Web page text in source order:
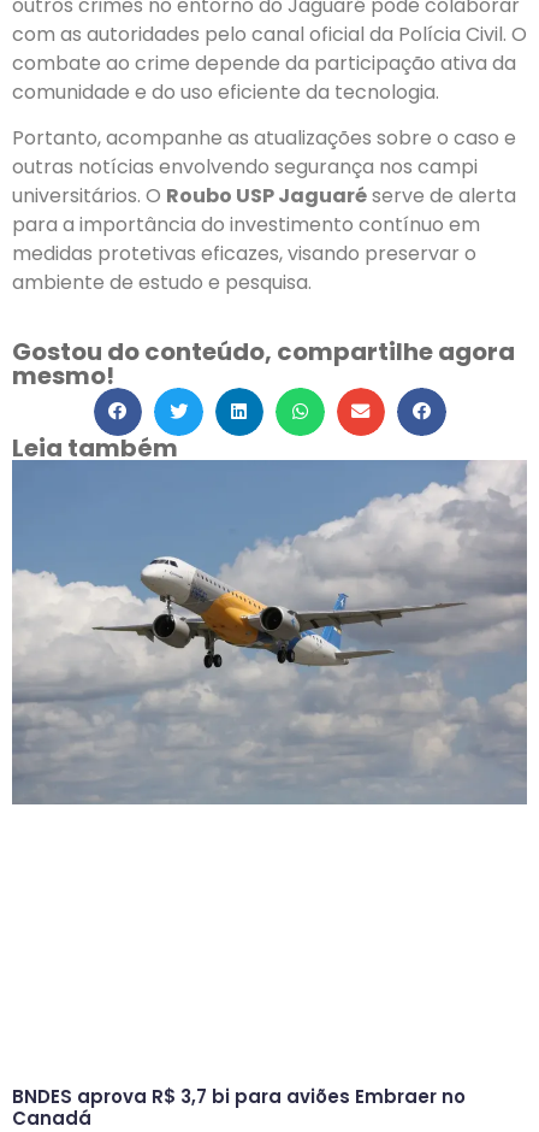
com as autoridades pelo canal oficial da Polícia Civil. O
combate ao crime depende da participação ativa da
comunidade e do uso eficiente da tecnologia.
Portanto, acompanhe as atualizações sobre o caso e
outras notícias envolvendo segurança nos campi
universitários. O Roubo USP Jaguaréserve de alerta
para a importância do investimento contínuo em
medidas protetivas eficazes, visando preservar o
ambiente de estudo e pesquisa.
Gostou do conteúdo, compartilhe agora
mesmo!
Leia também
BNDES aprova R$ 3,7 bi para aviões Embraer no
Canadá